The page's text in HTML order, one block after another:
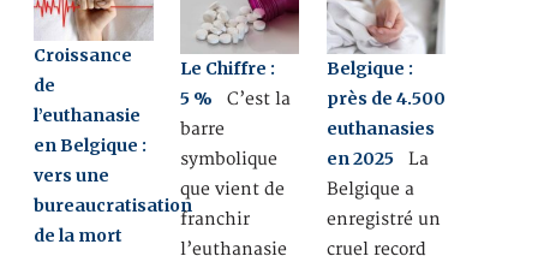
Croissance
de
l’euthanasie
en Belgique :
vers une
bureaucratisation
de la mort
Le Chiffre :
5 % C’est la
barre
symbolique
que vient de
franchir
l’euthanasie
Belgique :
près de 4.500
euthanasies
en 2025 La
Belgique a
enregistré un
cruel record